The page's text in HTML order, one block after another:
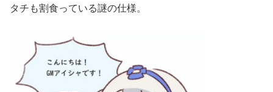
タチも割食っている謎の仕様。